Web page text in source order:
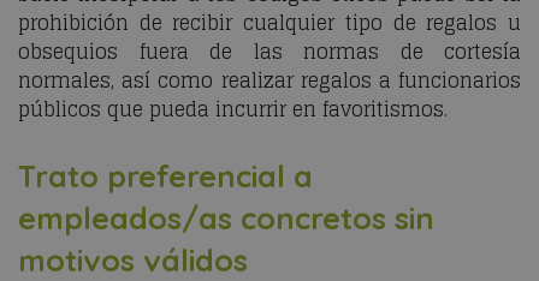
prohibición de recibir cualquier tipo de regalos u
obsequios fuera de las normas de cortesía
normales, así como realizar regalos a funcionarios
públicos que pueda incurrir en favoritismos.
Trato preferencial a
empleados/as concretos sin
motivos válidos